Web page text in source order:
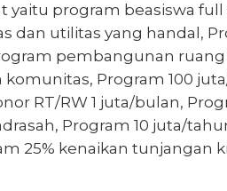
yaitu program beasiswa full
dan utilitas yang handal,
pembangunan
komunitas, Program 100
RT/RW 1 juta/bulan,
Program 10 juta/
25% kenaikan tunjangan